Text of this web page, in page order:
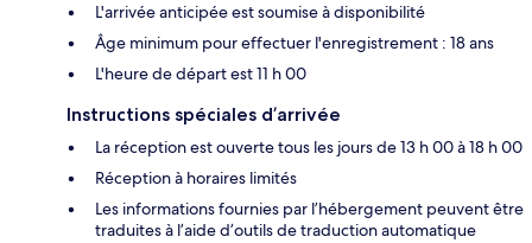
L'arrivée anticipée est soumise à disponibilité
Âge minimum pour effectuer l'enregistrement : 18 ans
L'heure de départ est 11 h 00
Instructions spéciales d’arrivée
La réception est ouverte tous les jours de 13 h 00 à 18 h 00
Réception à horaires limités
Les informations fournies par l’hébergement peuvent être
traduites à l’aide d’outils de traduction automatique